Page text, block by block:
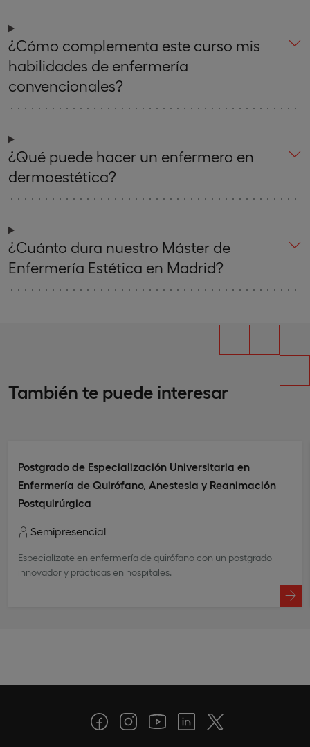
¿Cómo complementa este curso mis
habilidades de enfermería
convencionales?
¿Qué puede hacer un enfermero en
dermoestética?
¿Cuánto dura nuestro Máster de
Enfermería Estética en Madrid?
También te puede interesar
Postgrado de Especialización Universitaria en
Enfermería de Quirófano, Anestesia y Reanimación
Postquirúrgica
Semipresencial
Especialízate en enfermería de quirófano con un postgrado
innovador y prácticas en hospitales.